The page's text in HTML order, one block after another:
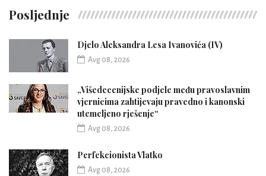
Posljednje
Djelo Aleksandra Lesa Ivanovića (IV)
Avg 08, 2026
„Višedecenijske podjele među pravoslavnim
vjernicima zahtijevaju pravedno i kanonski
utemeljeno rješenje“
Avg 08, 2026
Perfekcionista Vlatko
Avg 08, 2026